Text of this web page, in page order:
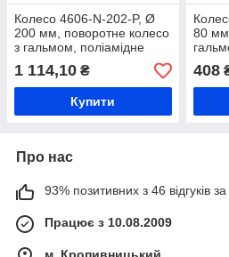
Колесо 4606-N-202-P, Ø
200 мм, поворотне колесо
з гальмом, поліамідне
колесо 46 Norma, колесо з
морозостійкого матеріалу
1 114,10 ₴
Купити
80
408
Про нас
93% позитивних з 46 відгуків за
Працює з 10.08.2009